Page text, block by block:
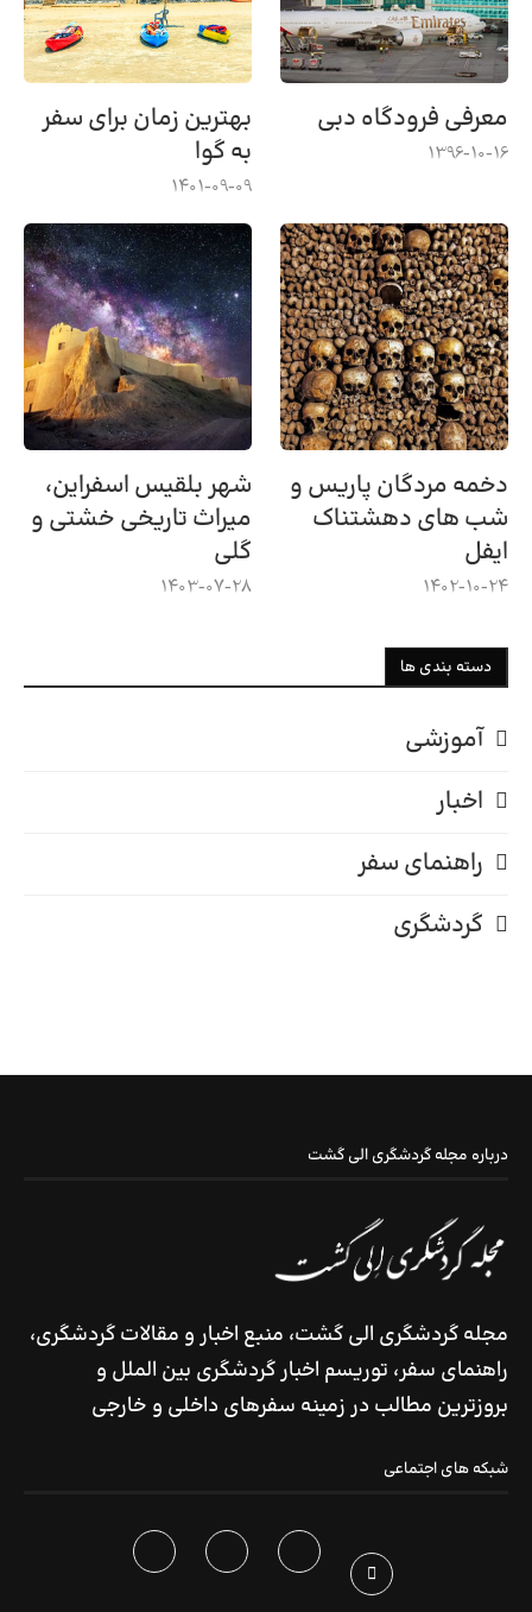
معرفی فرودگاه دبی
1396-10-16
بهترین زمان برای سفر
به گوا
1401-09-09
دخمه مردگان پاریس و
شب های دهشتناک
ایفل
1402-10-24
شهر بلقیس اسفراین،
میراث تاریخی خشتی و
گلی
1403-07-28
دسته بندی ها
آموزشی
اخبار
راهنمای سفر
گردشگری
درباره مجله گردشگری الی گشت
مجله گردشگری الی گشت، منبع اخبار و مقالات گردشگری،
راهنمای سفر، توریسم اخبار گردشگری بین الملل و
بروزترین مطالب در زمینه سفرهای داخلی و خارجی
شبکه های اجتماعی